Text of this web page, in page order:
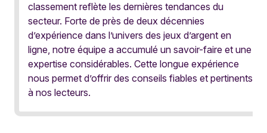
classement reflète les dernières tendances du
secteur. Forte de près de deux décennies
d’expérience dans l’univers des jeux d’argent en
ligne, notre équipe a accumulé un savoir-faire et une
expertise considérables. Cette longue expérience
nous permet d’offrir des conseils fiables et pertinents
à nos lecteurs.